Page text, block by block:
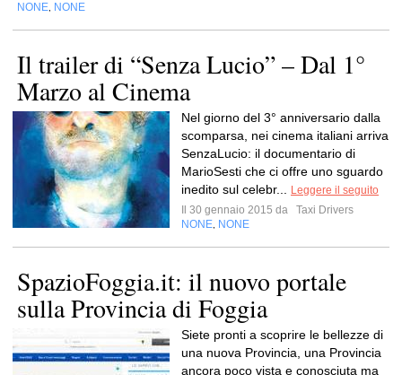
NONE NONE
Il trailer di “Senza Lucio” – Dal 1°
Marzo al Cinema
Nel giorno del 3° anniversario dalla
scomparsa, nei cinema italiani arriva
SenzaLucio: il documentario di
MarioSesti che ci offre uno sguardo
inedito sul celebr...
Leggere il seguito
Il 30 gennaio 2015 da
Taxi Drivers
NONE NONE
SpazioFoggia.it: il nuovo portale
sulla Provincia di Foggia
Siete pronti a scoprire le bellezze di
una nuova Provincia, una Provincia
ancora poco vista e conosciuta ma